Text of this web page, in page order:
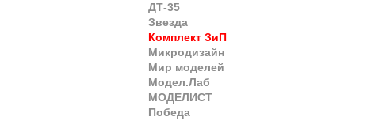
ДТ-35
Звезда
Комплект ЗиП
Микродизайн
Мир моделей
Модел.Лаб
МОДЕЛИСТ
Победа